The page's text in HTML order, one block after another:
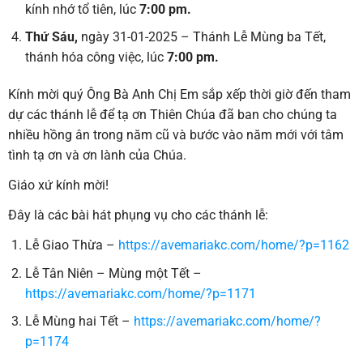
kính nhớ tổ tiên, lúc 7:00 pm.
Thứ Sáu, ngày 31-01-2025 – Thánh Lễ Mùng ba Tết,
thánh hóa công việc, lúc 7:00 pm.
Kính mời quý Ông Bà Anh Chị Em sắp xếp thời giờ đến tham
dự các thánh lễ để tạ ơn Thiên Chúa đã ban cho chúng ta
nhiều hồng ân trong năm cũ và bước vào năm mới với tâm
tình tạ ơn và ơn lành của Chúa.
Giáo xứ kính mời!
Đây là các bài hát phụng vụ cho các thánh lễ:
Lễ Giao Thừa – https://avemariakc.com/home/?p=1162
Lễ Tân Niên – Mùng một Tết –
https://avemariakc.com/home/?p=1171
Lễ Mùng hai Tết – https://avemariakc.com/home/?
p=1174